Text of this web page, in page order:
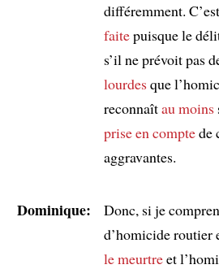
différemment.
faitepuisque le
s’il ne prévoit pas
lourdesque
reconnaîtau moins
prise en comptede
aggravantes.
Dominique:
Donc, si je
d’homicide routier
le meurtreet